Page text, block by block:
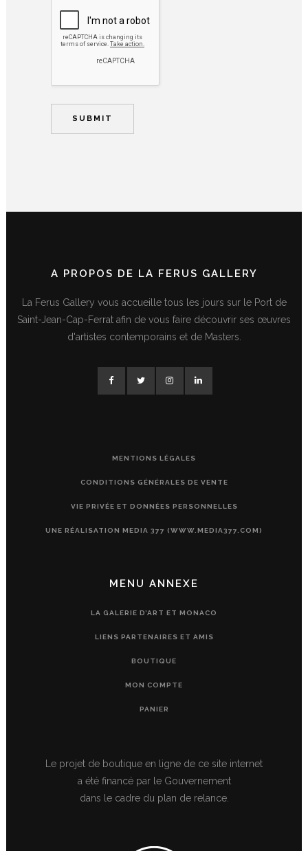
A PROPOS DE LA FERUS GALLERY
La Ferus Gallery vous accueille tous les jours sur le Port de
Saint-Jean-Cap-Ferrat afin de vous faire découvrir ses œuvres
d'artistes contemporains et de Masters.
MENTIONS LÉGALES
CONDITIONS GÉNÉRALES DE VENTE
VIE PRIVÉE ET DONNÉES PERSONNELLES
UNE RÉALISATION MEDIA 377 (WWW.MEDIA377.COM)
MENU ANNEXE
LA GALERIE D’ART ET MONACO
LIENS PARTENAIRES ET AMIS
BOUTIQUE
MON COMPTE
PANIER
Le projet de boutique en ligne de ce site internet
a été financé par le Gouvernement
dans le cadre du plan de relance.